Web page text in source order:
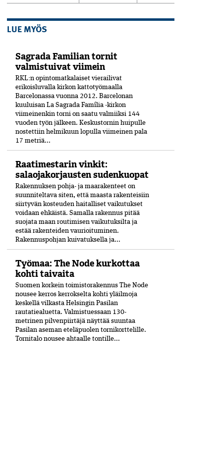
LUE MYÖS
Sagrada Familian tornit
valmistuivat viimein
RKL:n opintomatkalaiset vierailivat
erikoisluvalla kirkon kattotyömaalla
Barcelonassa vuonna 2012. Barcelonan
kuuluisan La Sagrada Família -kirkon
viimeinenkin torni on saatu valmiiksi­ 144
vuoden työn jälkeen. Keskustornin huipulle
nostettiin helmikuun lopulla viimeinen pala
17 metriä...
Raatimestarin vinkit:
salaojakorjausten sudenkuopat
Rakennuksen pohja- ja maarakenteet on
suunniteltava siten, että maasta rakenteisiin
siirtyvän kosteuden haitalliset vaikutukset
voidaan ehkäistä. Samalla rakennus pitää
suojata maan routimisen vaikutuksilta ja
estää rakenteiden vaurioituminen.
Rakennuspohjan kuivatuksella ja...
Työmaa: The Node kurkottaa
kohti taivaita
Suomen korkein toimistorakennus The Node
nousee kerros kerrokselta kohti yläilmoja
keskellä vilkasta Helsingin Pasilan
rautatiealuetta. Valmistuessaan 130-
metrinen pilvenpiirtäjä näyttää suuntaa
Pasilan aseman eteläpuolen tornikorttelille.
Tornitalo nousee ahtaalle tontille...